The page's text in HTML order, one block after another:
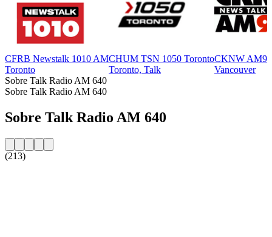
CFRB Newstalk 1010 AM
Toronto
CHUM TSN 1050 Toronto
Toronto, Talk
CKNW
Vancouver
Sobre Talk Radio AM 640
Sobre Talk Radio AM 640
Sobre Talk Radio AM 640
(213)